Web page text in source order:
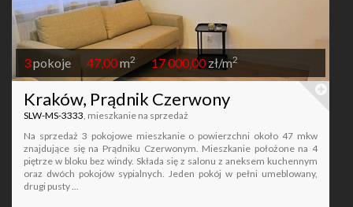
3pokoje 47,00m2 17 000,00zł/m2
Kraków, Prądnik Czerwony
SLW-MS-3333 , mieszkanie na sprzedaż
Na sprzedaż 3 pokojowe mieszkanie o powierzchni około 47 mkw
znajdujące się na Prądniku Czerwonym. Mieszkanie położone na 4
piętrze w bloku bez windy. Składa się z salonu z aneksem kuchennym
oraz dwóch pokojów sypialnych. Jeden pokój w pełni umeblowany,
drugi pusty ...